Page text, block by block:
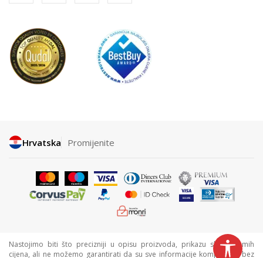
Hrvatska Promijenite
Nastojimo biti što precizniji u opisu proizvoda, prikazu slika i samih
cijena, ali ne možemo garantirati da su sve informacije kompletne i bez